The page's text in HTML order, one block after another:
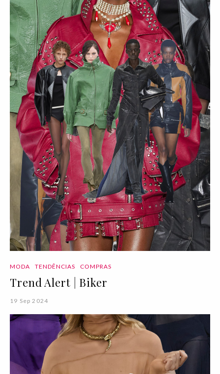
MODA TENDÊNCIAS COMPRAS
Trend Alert | Biker
19 Sep 2024